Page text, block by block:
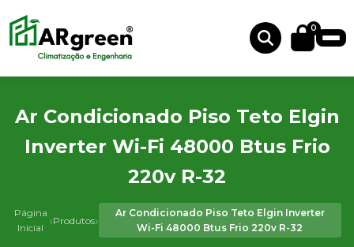
0
Ar Condicionado Piso Teto Elgin
Inverter Wi-Fi 48000 Btus Frio
220v R-32
Página
Inicial ›Produtos›
Ar Condicionado Piso Teto Elgin Inverter
Wi-Fi 48000 Btus Frio 220v R-32